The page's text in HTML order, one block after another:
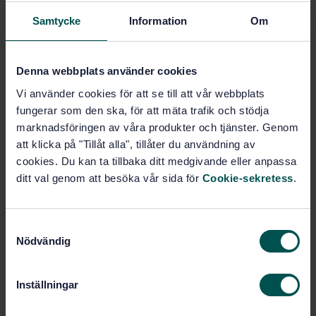
Samtycke Information Om
Denna webbplats använder cookies
Vi använder cookies för att se till att vår webbplats
fungerar som den ska, för att mäta trafik och stödja
marknadsföringen av våra produkter och tjänster. Genom
att klicka på "Tillåt alla", tillåter du användning av
cookies. Du kan ta tillbaka ditt medgivande eller anpassa
ditt val genom att besöka vår sida för Cookie-sekretess.
Nödvändig
Inställningar
Ämnesområden
Eurokod 5, Träkonstruktioner
(91.070.05)
Eurokod, grund (91.070.50)